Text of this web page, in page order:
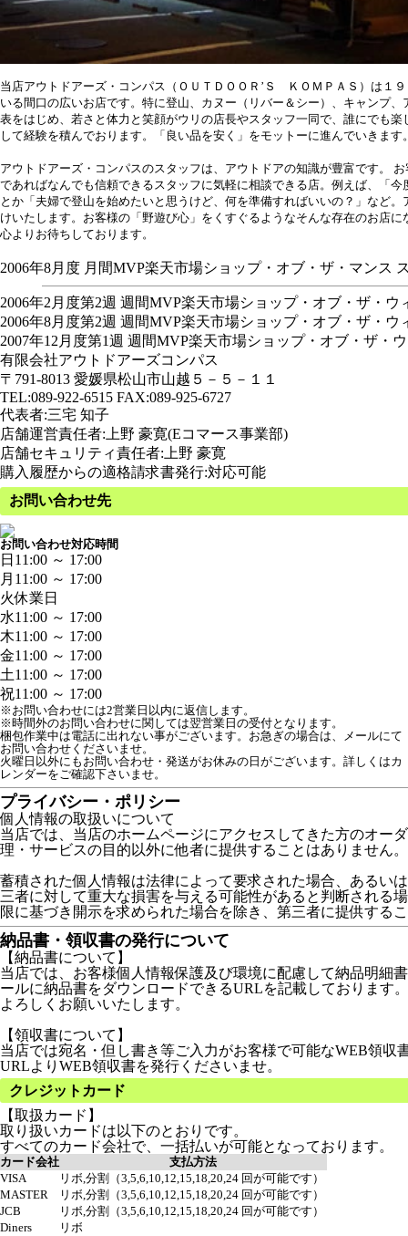
当店アウトドアーズ・コンパス（ＯＵＴＤＯＯＲ’Ｓ ＫＯＭＰＡＳ）は１
いる間口の広いお店です。特に登山、カヌー（リバー＆シー）、キャンプ
表をはじめ、若さと体力と笑顔がウリの店長やスタッフ一同で、誰にでも
して経験を積んでおります。「良い品を安く」をモットーに進んでいきます
アウトドアーズ・コンパスのスタッフは、アウトドアの知識が豊富です。
であればなんでも信頼できるスタッフに気軽に相談できる店。例えば、「
とか「夫婦で登山を始めたいと思うけど、何を準備すればいいの？」など
けいたします。お客様の「野遊び心」をくすぐるようなそんな存在のお店
心よりお待ちしております。
2006年8月度 月間MVP楽天市場ショップ・オブ・ザ・マンス
2006年2月度第2週 週間MVP楽天市場ショップ・オブ・ザ・
2006年8月度第2週 週間MVP楽天市場ショップ・オブ・ザ・
2007年12月度第1週 週間MVP楽天市場ショップ・オブ・ザ・
有限会社アウトドアーズコンパス
〒791-8013 愛媛県松山市山越５－５－１１
TEL:089-922-6515 FAX:089-925-6727
代表者:三宅 知子
店舗運営責任者:上野 豪寛(Eコマース事業部)
店舗セキュリティ責任者:上野 豪寛
購入履歴からの適格請求書発行:対応可能
お問い合わせ先
お問い合わせ対応時間
日 11:00 ～ 17:00
月 11:00 ～ 17:00
火休業日
水11:00 ～ 17:00
木11:00 ～ 17:00
金11:00 ～ 17:00
土11:00 ～ 17:00
祝11:00 ～ 17:00
※お問い合わせには2営業日以内に返信します。
※時間外のお問い合わせに関しては翌営業日の受付となります。
梱包作業中は電話に出れない事がございます。お急ぎの場合は、メールにて
お問い合わせくださいませ。
火曜日以外にもお問い合わせ・発送がお休みの日がございます。詳しくはカ
レンダーをご確認下さいませ。
プライバシー・ポリシー
個人情報の取扱いについて
当店では、当店のホームページにアクセスしてきた方のオー
理・サービスの目的以外に他者に提供することはありません。
蓄積された個人情報は法律によって要求された場合、あるい
三者に対して重大な損害を与える可能性があると判断される
限に基づき開示を求められた場合を除き、第三者に提供する
納品書・領収書の発行について
【納品書について】
当店では、お客様個人情報保護及び環境に配慮して納品明細
ールに納品書をダウンロードできるURLを記載しております
よろしくお願いいたします。
【領収書について】
当店では宛名・但し書き等ご入力がお客様で可能なWEB領
URLよりWEB領収書を発行くださいませ。
クレジットカード
【取扱カード】
取り扱いカードは以下のとおりです。
すべてのカード会社で、一括払いが可能となっております。
カード会社
支払方法
VISA
リボ,分割（3,5,6,10,12,15,18,20,24 回が可能です）
MASTER
リボ,分割（3,5,6,10,12,15,18,20,24 回が可能です）
JCB
リボ,分割（3,5,6,10,12,15,18,20,24 回が可能です）
Diners
リボ